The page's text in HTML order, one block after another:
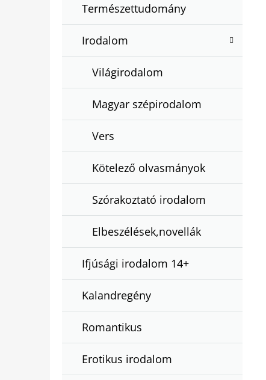
Természettudomány
Irodalom
Világirodalom
Magyar szépirodalom
Vers
Kötelező olvasmányok
Szórakoztató irodalom
Elbeszélések,novellák
Ifjúsági irodalom 14+
Kalandregény
Romantikus
Erotikus irodalom